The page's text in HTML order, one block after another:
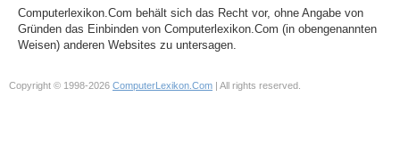
Computerlexikon.Com behält sich das Recht vor, ohne Angabe von
Gründen das Einbinden von Computerlexikon.Com (in obengenannten
Weisen) anderen Websites zu untersagen.
Copyright © 1998-2026 ComputerLexikon.Com | All rights reserved.